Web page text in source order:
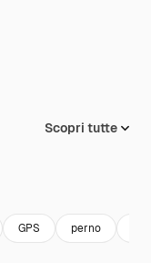
Scopri tutte
GPS perno